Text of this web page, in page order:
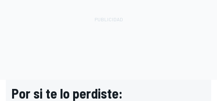
Por si te lo perdiste: